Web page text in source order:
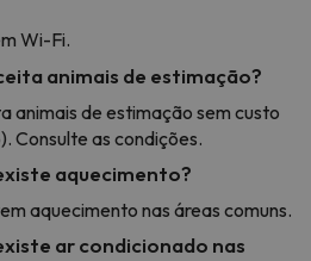
Wi-Fi.
animais de estimação?
animais de estimação sem custo
Consulte as condições.
aquecimento?
aquecimento nas áreas comuns.
ar condicionado nas